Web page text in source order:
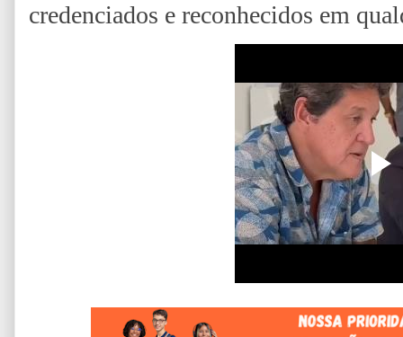
credenciados e reconhecidos em